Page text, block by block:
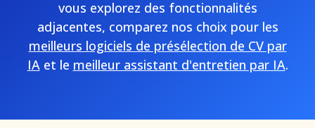
vous explorez des fonctionnalités
adjacentes, comparez nos choix pour les
meilleurs logiciels de présélection de CV par
IAet le meilleur assistant d'entretien par IA.